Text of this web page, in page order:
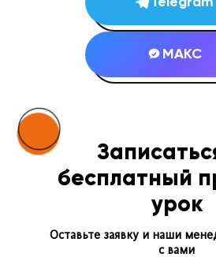
МАКС
бесплатный
урок
Оставьте заявку и наши
с вами